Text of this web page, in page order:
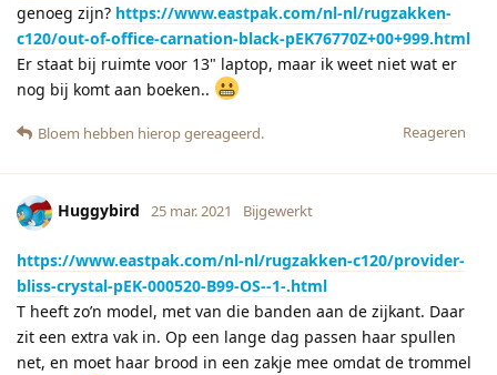
genoeg zijn? https://www.eastpak.com/nl-nl/rugzakken-
c120/out-of-office-carnation-black-pEK76770Z+00+999.html
Er staat bij ruimte voor 13" laptop, maar ik weet niet wat er
nog bij komt aan boeken..
Reageren
Bloem hebben hierop gereageerd.
Huggybird 25 mar. 2021 Bijgewerkt
https://www.eastpak.com/nl-nl/rugzakken-c120/provider-
bliss-crystal-pEK-000520-B99-OS--1-.html
T heeft zo’n model, met van die banden aan de zijkant. Daar
zit een extra vak in. Op een lange dag passen haar spullen
net, en moet haar brood in een zakje mee omdat de trommel